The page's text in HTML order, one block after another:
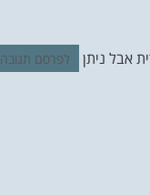
אבל ניתן לפרסם תגובה